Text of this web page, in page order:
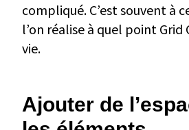
compliqué. C’est souvent à
l’on réalise à quel point Grid
vie.
Ajouter de